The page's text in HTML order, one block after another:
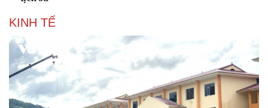
Doanh nghiệp
Thông tin doanh nghiệp
Doanh nghiệp 24h
Doanh nhân
Vì cộng đồng
Tin Công nghệ
Trải nghiệm
Chuyển đổi số
KINH TẾ